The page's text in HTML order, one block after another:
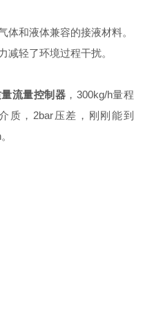
体和液体兼容的接液材料。
减轻了环境过程干扰。
流量控制器 ，300kg/h量程
质，2bar压差，刚刚能到